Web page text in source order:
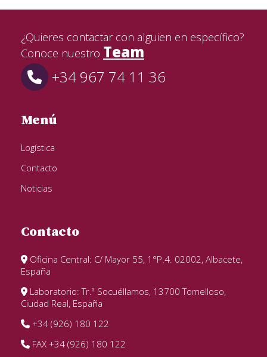
¿Quieres contactar con alguien en específico?
Conoce nuestro Team
+34 967 74 11 36
Menú
Logística
Contacto
Noticias
Contacto
Oficina Central: C/ Mayor 55, 1°P.4. 02002, Albacete,
España
Laboratorio: Tr.ª Socuéllamos, 13700 Tomelloso,
Ciudad Real, España
+34 (926) 180 122
FAX +34 (926) 180 122